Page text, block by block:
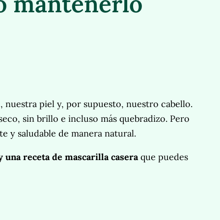
piel y, por supuesto, nuestro cabello.
sin brillo e incluso más quebradizo. Pero
y saludable de manera natural.
receta de mascarilla caseraque puedes